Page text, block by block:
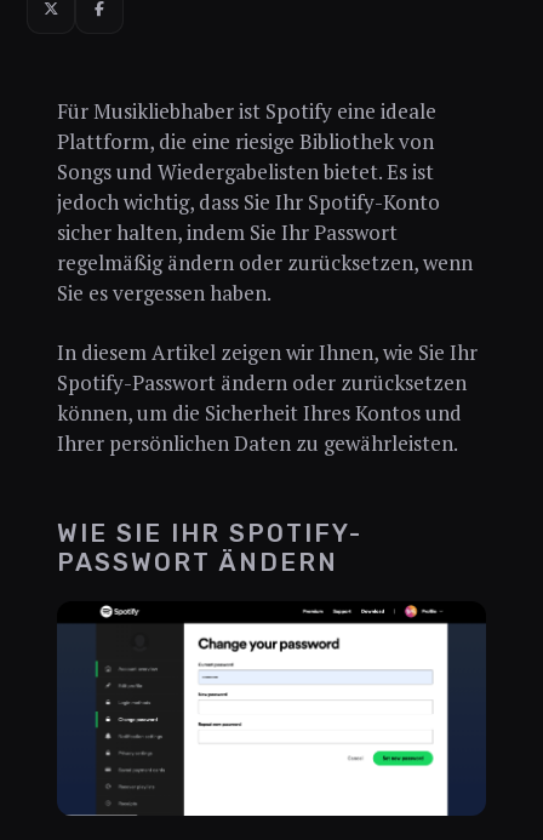
Für Musikliebhaber ist Spotify eine ideale
Plattform, die eine riesige Bibliothek von
Songs und Wiedergabelisten bietet. Es ist
jedoch wichtig, dass Sie Ihr Spotify-Konto
sicher halten, indem Sie Ihr Passwort
regelmäßig ändern oder zurücksetzen, wenn
Sie es vergessen haben.
In diesem Artikel zeigen wir Ihnen, wie Sie Ihr
Spotify-Passwort ändern oder zurücksetzen
können, um die Sicherheit Ihres Kontos und
Ihrer persönlichen Daten zu gewährleisten.
WIE SIE IHR SPOTIFY-
PASSWORT ÄNDERN